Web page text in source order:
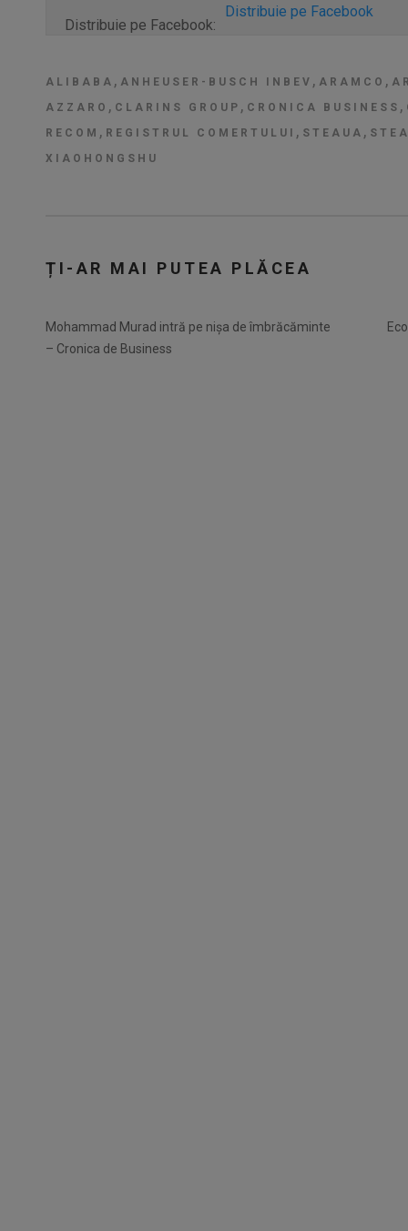
Distribuie pe Facebook:
Distribuie pe Facebook
ALIBABA , ANHEUSER-BUSCH INBEV , ARAMCO ,
AZZARO , CLARINS GROUP , CRONICA BUSINESS ,
RECOM , REGISTRUL COMERTULUI , STEAUA ,
XIAOHONGSHU
ȚI-AR MAI PUTEA PLĂCEA
Mohammad Murad intră pe nișa de îmbrăcăminte
– Cronica de Business